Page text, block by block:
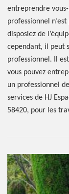
entreprendre vous-
professionnel
disposiez de
cependant, il peut
professionnel. Il
vous pouvez
un professionnel
services de HJ
58420, pour les